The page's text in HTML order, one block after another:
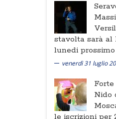
stavolta sarà al
lunedi prossimo
venerdì 31 luglio
Nido
le iscrizioni per